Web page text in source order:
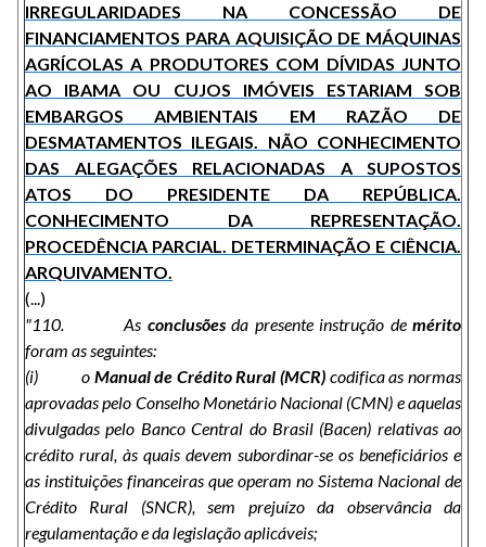
IRREGULARIDADES NA CONCESSÃO DE
FINANCIAMENTOS PARA AQUISIÇÃO DE MÁQUINAS
AGRÍCOLAS A PRODUTORES COM DÍVIDAS JUNTO
AO IBAMA OU CUJOS IMÓVEIS ESTARIAM SOB
EMBARGOS AMBIENTAIS EM RAZÃO DE
DESMATAMENTOS ILEGAIS. NÃO CONHECIMENTO
DAS ALEGAÇÕES RELACIONADAS A SUPOSTOS
ATOS DO PRESIDENTE DA REPÚBLICA.
CONHECIMENTO DA REPRESENTAÇÃO.
PROCEDÊNCIA PARCIAL. DETERMINAÇÃO E CIÊNCIA.
ARQUIVAMENTO.
(...)
"110. As conclusõesda presente instrução de mérito
foram as seguintes:
(i) o Manual de Crédito Rural (MCR) codifica as normas
aprovadas pelo Conselho Monetário Nacional (CMN) e aquelas
divulgadas pelo Banco Central do Brasil (Bacen) relativas ao
crédito rural, às quais devem subordinar-se os beneficiários e
as instituições financeiras que operam no Sistema Nacional de
Crédito Rural (SNCR), sem prejuízo da observância da
regulamentação e da legislação aplicáveis;